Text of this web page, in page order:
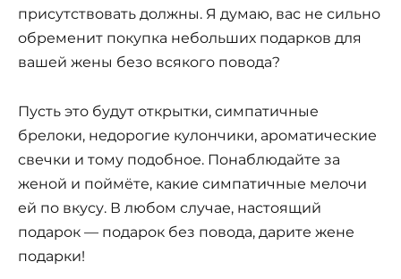
присутствовать должны. Я думаю, вас не сильно
обременит покупка небольших подарков для
вашей жены безо всякого повода?
Пусть это будут открытки, симпатичные
брелоки, недорогие кулончики, ароматические
свечки и тому подобное. Понаблюдайте за
женой и поймёте, какие симпатичные мелочи
ей по вкусу. В любом случае, настоящий
подарок — подарок без повода, дарите жене
подарки!